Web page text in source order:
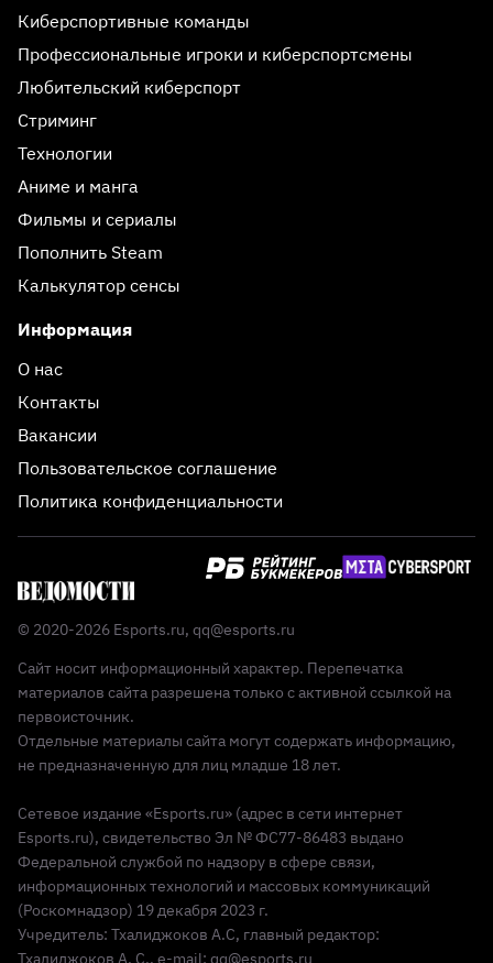
Киберспортивные команды
Профессиональные игроки и киберспортсмены
Любительский киберспорт
Стриминг
Технологии
Аниме и манга
Фильмы и сериалы
Пополнить Steam
Калькулятор сенсы
Информация
О нас
Контакты
Вакансии
Пользовательское соглашение
Политика конфиденциальности
© 2020-2026 Esports.ru, qq@esports.ru
Сайт носит информационный характер. Перепечатка
материалов сайта разрешена только с активной ссылкой на
первоисточник.
Отдельные материалы сайта могут содержать информацию,
не предназначенную для лиц младше 18 лет.
Сетевое издание «Esports.ru» (адрес в сети интернет
Esports.ru), свидетельство Эл № ФС77-86483 выдано
Федеральной службой по надзору в сфере связи,
информационных технологий и массовых коммуникаций
(Роскомнадзор) 19 декабря 2023 г.
Учредитель: Тхалиджоков А.С, главный редактор:
Тхалиджоков А. С., e-mail: qq@esports.ru